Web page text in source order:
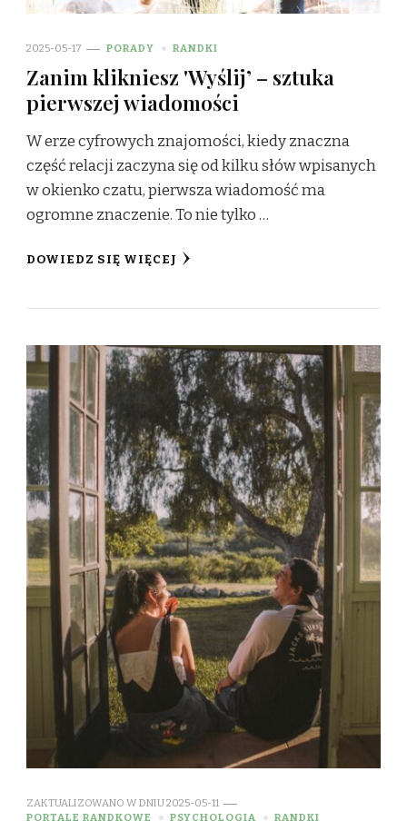
2025-05-17 PORADY RANDKI
Zanim klikniesz 'Wyślij’ – sztuka
pierwszej wiadomości
W erze cyfrowych znajomości, kiedy znaczna
część relacji zaczyna się od kilku słów wpisanych
w okienko czatu, pierwsza wiadomość ma
ogromne znaczenie. To nie tylko …
DOWIEDZ SIĘ WIĘCEJ
ZAKTUALIZOWANO W DNIU2025-05-11
PORTALE RANDKOWE
PSYCHOLOGIA RANDKI